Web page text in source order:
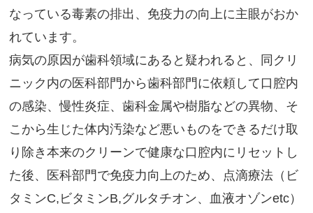
なっている毒素の排出、免疫力の向上に主眼がおか
れています。
病気の原因が歯科領域にあると疑われると、同クリ
ニック内の医科部門から歯科部門に依頼して口腔内
の感染、慢性炎症、歯科金属や樹脂などの異物、そ
こから生じた体内汚染など悪いものをできるだけ取
り除き本来のクリーンで健康な口腔内にリセットし
た後、医科部門で免疫力向上のため、点滴療法（ビ
タミンC,ビタミンB,グルタチオン、血液オゾンetc）